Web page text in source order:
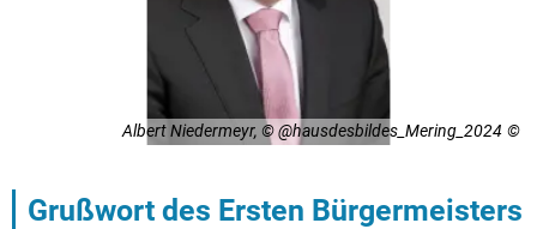
Albert Niedermeyr, © @hausdesbildes_Mering_2024
Grußwort des Ersten Bürgermeisters